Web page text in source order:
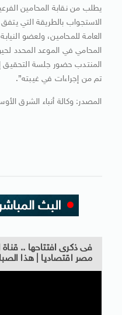
يطلب من نقابة المحامين
الاستجواب بالطريقة التي يتفق
العامة للمحامين، ولعضو
المحامي في الموعد المحدد
المنتدب حضور جلسة التحقيق
تم من إجراءات في غيبته”.
المصدر: وكالة أنباء الشرق
فى ذكرى افتتاحها ..
مصر اقتصاديا | هذا